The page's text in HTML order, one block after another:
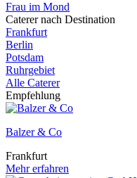
Frau im Mond
Caterer nach Destination
Frankfurt
Berlin
Potsdam
Ruhrgebiet
Alle Caterer
Empfehlung
Balzer & Co
Frankfurt
Mehr erfahren